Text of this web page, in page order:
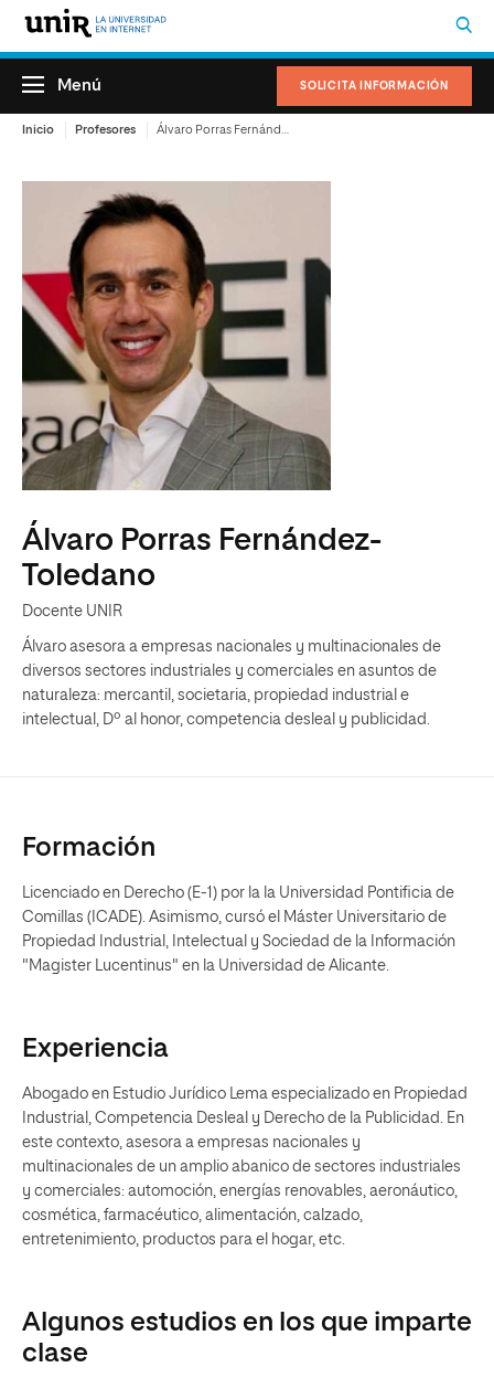
SOLICITA INFORMACIÓN
Menú
Inicio Profesores
Álvaro Porras Fernández-
Toledano
Docente UNIR
Álvaro asesora a empresas nacionales y multinacionales de
diversos sectores industriales y comerciales en asuntos de
naturaleza: mercantil, societaria, propiedad industrial e
intelectual, Dº al honor, competencia desleal y publicidad.
Formación
Licenciado en Derecho (E-1) por la la Universidad Pontificia de
Comillas (ICADE). Asimismo, cursó el Máster Universitario de
Propiedad Industrial, Intelectual y Sociedad de la Información
"Magister Lucentinus" en la Universidad de Alicante.
Experiencia
Abogado en Estudio Jurídico Lema especializado en Propiedad
Industrial, Competencia Desleal y Derecho de la Publicidad. En
este contexto, asesora a empresas nacionales y
multinacionales de un amplio abanico de sectores industriales
y comerciales: automoción, energías renovables, aeronáutico,
cosmética, farmacéutico, alimentación, calzado,
entretenimiento, productos para el hogar, etc.
Algunos estudios en los que imparte
clase